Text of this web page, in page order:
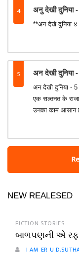
4 अनु देखी दुनिया
**अन देखे दुनिया ४
5 अन देखी दुनिया
अन देखी दुनिया -
एक सल्तनत के
उनका काम आसान
NEW REALESED
FICTION STORIES
બાળપણની એ
I AM ER